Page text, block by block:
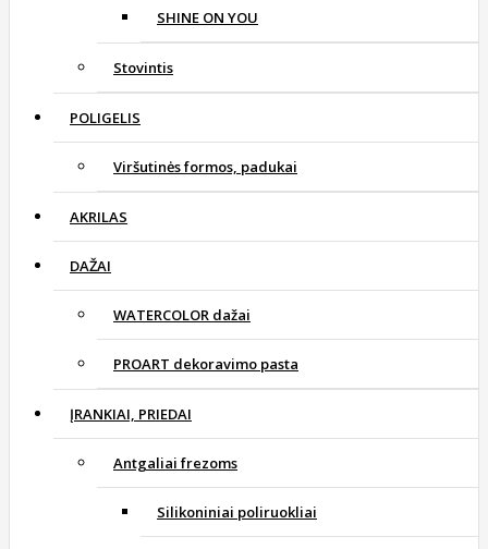
SHINE ON YOU
Stovintis
POLIGELIS
Viršutinės formos, padukai
AKRILAS
DAŽAI
WATERCOLOR dažai
PROART dekoravimo pasta
ĮRANKIAI, PRIEDAI
Antgaliai frezoms
Silikoniniai poliruokliai